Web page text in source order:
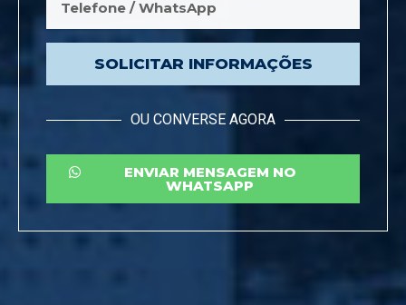
SOLICITAR INFORMAÇÕES
OU CONVERSE AGORA
ENVIAR MENSAGEM NO
WHATSAPP